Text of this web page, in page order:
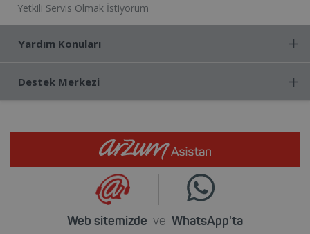
Yetkili Servis Olmak İstiyorum
Yardım Konuları
Destek Merkezi
Web sitemizde ve WhatsApp'ta